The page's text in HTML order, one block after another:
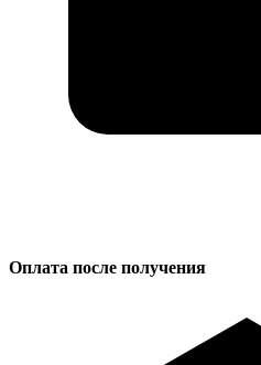
Оплата после получения